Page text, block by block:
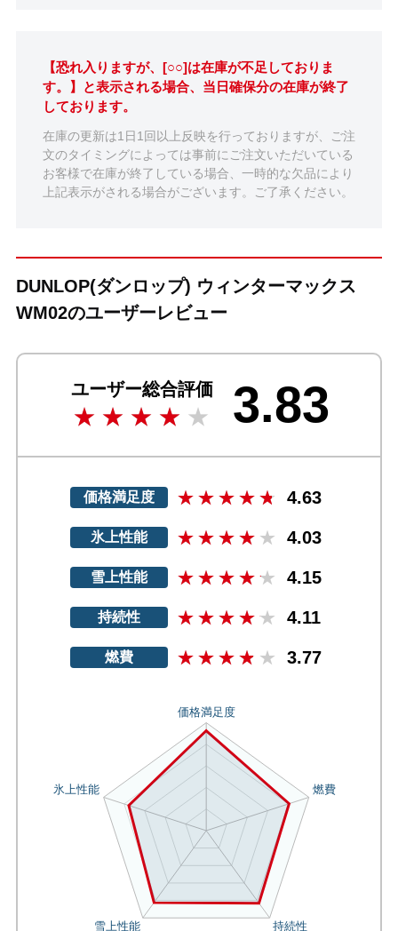
【恐れ入りますが、[○○]は在庫が不足しておりま
す。】と表示される場合、当日確保分の在庫が終了
しております。
在庫の更新は1日1回以上反映を行っておりますが、ご注
文のタイミングによっては事前にご注文いただいている
お客様で在庫が終了している場合、一時的な欠品により
上記表示がされる場合がございます。ご了承ください。
DUNLOP(ダンロップ) ウィンターマックス
WM02のユーザーレビュー
ユーザー総合評価 3.83
価格満足度 4.63
氷上性能 4.03
雪上性能 4.15
持続性 4.11
燃費 3.77